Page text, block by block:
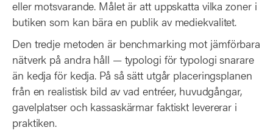
eller motsvarande. Målet är att uppskatta vilka zoner i
butiken som kan bära en publik av mediekvalitet.
Den tredje metoden är benchmarking mot jämförbara
nätverk på andra håll — typologi för typologi snarare
än kedja för kedja. På så sätt utgår placeringsplanen
från en realistisk bild av vad entréer, huvudgångar,
gavelplatser och kassaskärmar faktiskt levererar i
praktiken.